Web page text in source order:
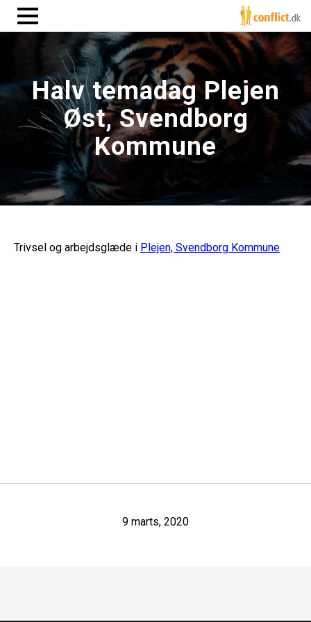
Halv temadag Plejen
Øst, Svendborg
Kommune
Trivsel og arbejdsglæde i Plejen, Svendborg Kommune
9 marts, 2020